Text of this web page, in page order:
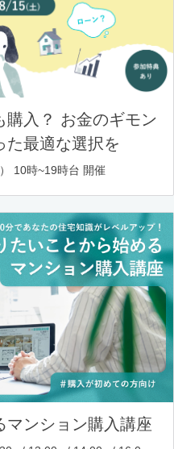
購入？ お金のギモン
た最適な選択を
10時~19時台 開催
マンション購入講座